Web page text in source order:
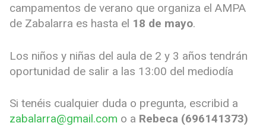
campamentos de verano que organiza el AMPA
de Zabalarra es hasta el 18 de mayo.
Los niños y niñas del aula de 2 y 3 años tendrán
oportunidad de salir a las 13:00 del mediodía
Si tenéis cualquier duda o pregunta, escribid a
zabalarra@gmail.com o a Rebeca (696141373)